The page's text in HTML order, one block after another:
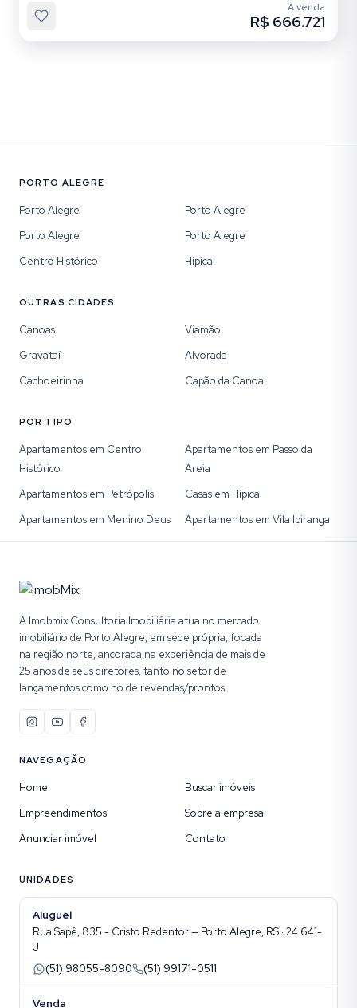
À venda
R$ 666.721
PORTO ALEGRE
Porto Alegre
Porto Alegre
Porto Alegre
Porto Alegre
Centro Histórico
Hípica
OUTRAS CIDADES
Canoas
Viamão
Gravataí
Alvorada
Cachoeirinha
Capão da Canoa
POR TIPO
Apartamentos em Centro
Histórico
Apartamentos em Passo da
Areia
Apartamentos em Petrópolis
Casas em Hípica
Apartamentos em Menino Deus
Apartamentos em Vila Ipiranga
A Imobmix Consultoria Imobiliária atua no mercado
imobiliário de Porto Alegre, em sede própria, focada
na região norte, ancorada na experiência de mais de
25 anos de seus diretores, tanto no setor de
lançamentos como no de revendas/prontos.
NAVEGAÇÃO
Home
Buscar imóveis
Empreendimentos
Sobre a empresa
Anunciar imóvel
Contato
UNIDADES
Aluguel
Rua Sapê, 835 - Cristo Redentor — Porto Alegre, RS · 24.641-
J
(51) 98055-8090
(51) 99171-0511
Venda